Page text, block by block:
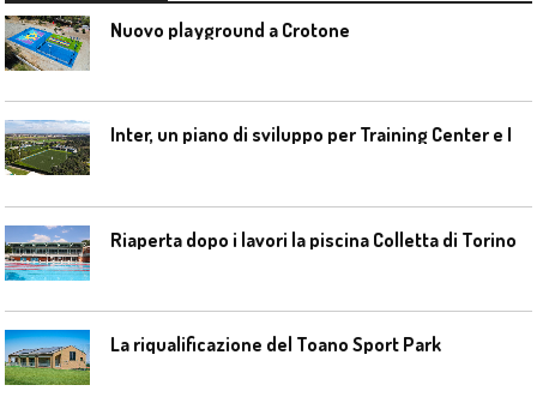
Nuovo playground a Crotone
Riaperta dopo i lavori la piscina Colletta di Torino
La riqualificazione del Toano Sport Park